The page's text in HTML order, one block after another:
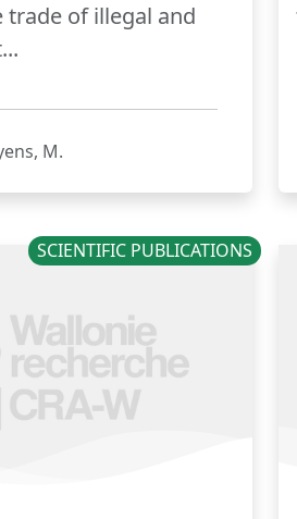
trade of illegal and
M.
SCIENTIFIC PUBLICATIONS